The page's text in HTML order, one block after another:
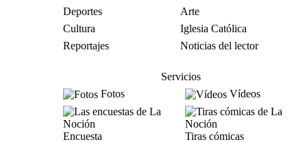
Deportes
Arte
Cultura
Iglesia Católica
Reportajes
Noticias del lector
Servicios
Fotos
Vídeos
Encuesta Tiras cómicas